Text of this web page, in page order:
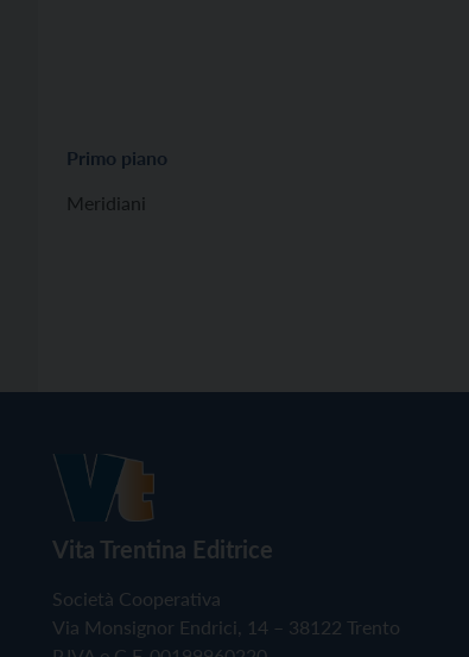
Primo piano
Meridiani
Vita Trentina Editrice
Società Cooperativa
Via Monsignor Endrici, 14 – 38122 Trento